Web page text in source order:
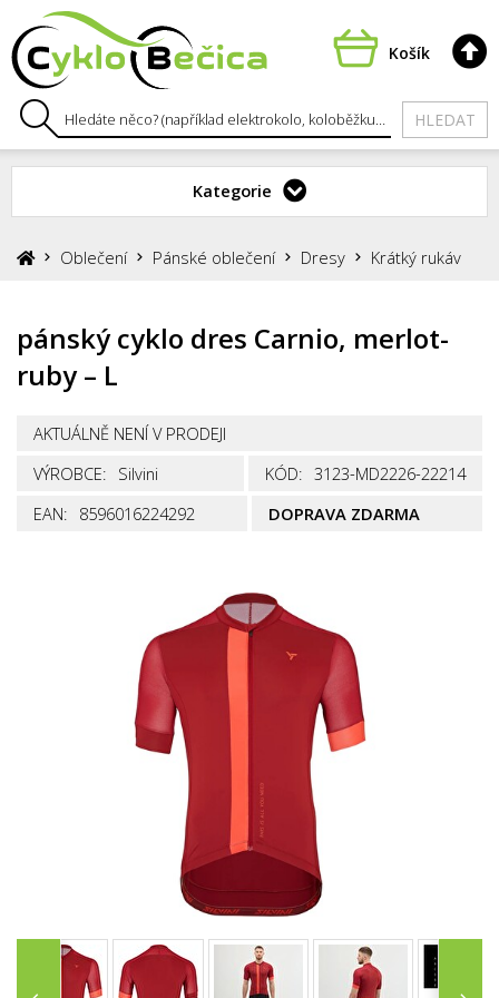
HLEDAT
Košík
Kategorie
Oblečení Pánské oblečení Dresy Krátký rukáv
pánský cyklo dres Carnio, merlot-
ruby – L
AKTUÁLNĚ NENÍ V PRODEJI
VÝROBCE: Silvini KÓD: 3123-MD2226-22214
EAN: 8596016224292 DOPRAVA ZDARMA